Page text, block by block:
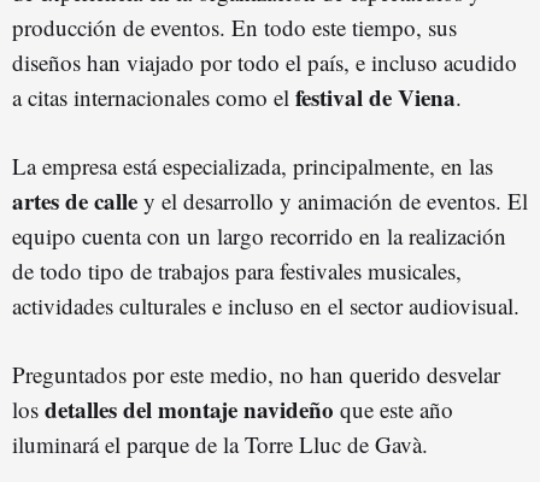
producción de eventos. En todo este tiempo, sus
diseños han viajado por todo el país, e incluso acudido
a citas internacionales como el festival de Viena.
La empresa está especializada, principalmente, en las
artes de calle y el desarrollo y animación de eventos. El
equipo cuenta con un largo recorrido en la realización
de todo tipo de trabajos para festivales musicales,
actividades culturales e incluso en el sector audiovisual.
Preguntados por este medio, no han querido desvelar
los detalles del montaje navideño que este año
iluminará el parque de la Torre Lluc de Gavà.